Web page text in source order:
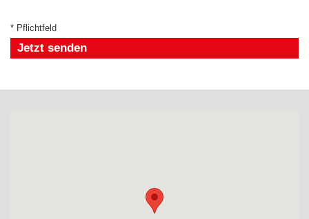
* Pflichtfeld
Jetzt senden